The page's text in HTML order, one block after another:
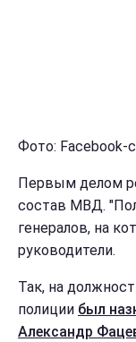
Фото: Facebook-
Первым делом
состав МВД.
генералов, на
руководители.
Так, на
полиции был
Александр